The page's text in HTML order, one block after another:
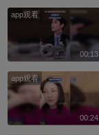
app观看
00:13
app观看
00:24